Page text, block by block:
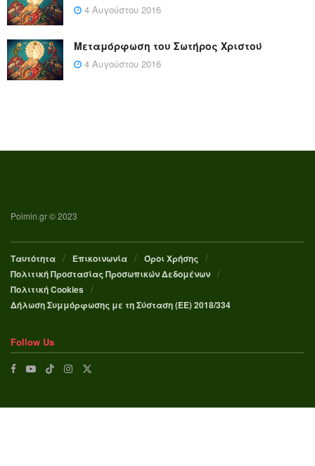
4 Αυγούστου 2016
Μεταμόρφωση του Σωτήρος Χριστού
4 Αυγούστου 2016
Poimin.gr © 2023
Ταυτότητα Επικοινωνία
Όροι Χρήσης
Πολιτική Προστασίας Προσωπικών Δεδομένων
Πολιτική Cookies
Δήλωση Συμμόρφωσης με τη Σύσταση (ΕΕ) 2018/334
Follow Us